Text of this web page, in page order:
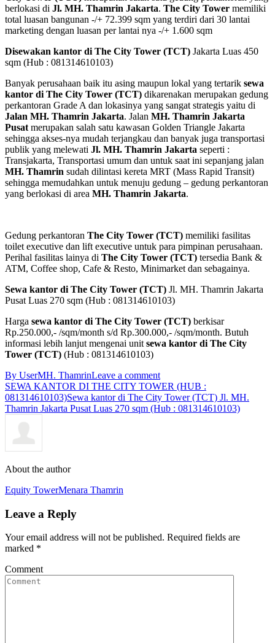
berlokasi di Jl. MH. Thamrin Jakarta. The City Tower memiliki
total luasan bangunan -/+ 72.399 sqm yang terdiri dari 30 lantai
marketing dengan luasan per lantai nya -/+ 1.600 sqm
Disewakan kantor di The City Tower (TCT) Jakarta Luas 450
sqm (Hub : 081314610103)
Banyak perusahaan baik itu asing maupun lokal yang tertarik sewa
kantor di The City Tower (TCT) dikarenakan merupakan gedung
perkantoran Grade A dan lokasinya yang sangat strategis yaitu di
Jalan MH. Thamrin Jakarta. Jalan MH. Thamrin Jakarta
Pusat merupakan salah satu kawasan Golden Triangle Jakarta
sehingga akses-nya mudah terjangkau dan banyak juga transportasi
publik yang melewati Jl. MH. Thamrin Jakarta seperti :
Transjakarta, Transportasi umum dan untuk saat ini sepanjang jalan
MH. Thamrin sudah dilintasi kereta MRT (Mass Rapid Transit)
sehingga memudahkan untuk menuju gedung – gedung perkantoran
yang berlokasi di area MH. Thamrin Jakarta.
Gedung perkantoran The City Tower (TCT) memiliki fasilitas
toilet executive dan lift executive untuk para pimpinan perusahaan.
Perihal fasilitas lainya di The City Tower (TCT) tersedia Bank &
ATM, Coffee shop, Cafe & Resto, Minimarket dan sebagainya.
Sewa kantor di The City Tower (TCT) Jl. MH. Thamrin Jakarta
Pusat Luas 270 sqm (Hub : 081314610103)
Harga sewa kantor di The City Tower (TCT) berkisar
Rp.250.000,- /sqm/month s/d Rp.300.000,- /sqm/month. Butuh
informasi lebih lanjut mengenai unit sewa kantor di The City
Tower (TCT) (Hub : 081314610103)
By UserMH. ThamrinLeave a comment
SEWA KANTOR DI THE CITY TOWER (HUB :
081314610103)Sewa kantor di The City Tower (TCT) Jl. MH.
Thamrin Jakarta Pusat Luas 270 sqm (Hub : 081314610103)
About the author
Equity TowerMenara Thamrin
Leave a Reply
Your email address will not be published. Required fields are
marked *
Comment